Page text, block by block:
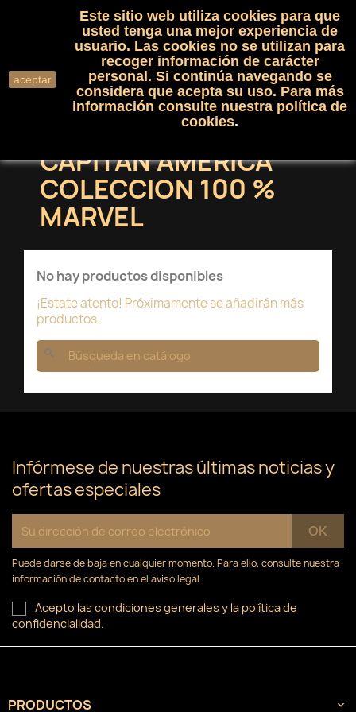
add_circle_outline Crear nueva lista
Crear lista de deseos ×
Cancelar
((modalTitle)) ×
((cancelText))
Iniciar sesión ×
Cancelar
shopping_cart(0)

search
CAPITAN AMERICA
COLECCION 100 %
MARVEL
No hay productos disponibles
¡Estate atento! Próximamente se añadirán más
productos.
search
Infórmese de nuestras últimas noticias y
ofertas especiales
Puede darse de baja en cualquier momento. Para ello, consulte nuestra
información de contacto en el aviso legal.
Acepto las condiciones generales y la política de
confidencialidad.
PRODUCTOS 
aceptar
Este sitio web utiliza cookies para que
usted tenga una mejor experiencia de
usuario. Las cookies no se utilizan para
recoger información de carácter
personal. Si continúa navegando se
considera que acepta su uso. Para más
información consulte nuestra política de
cookies.